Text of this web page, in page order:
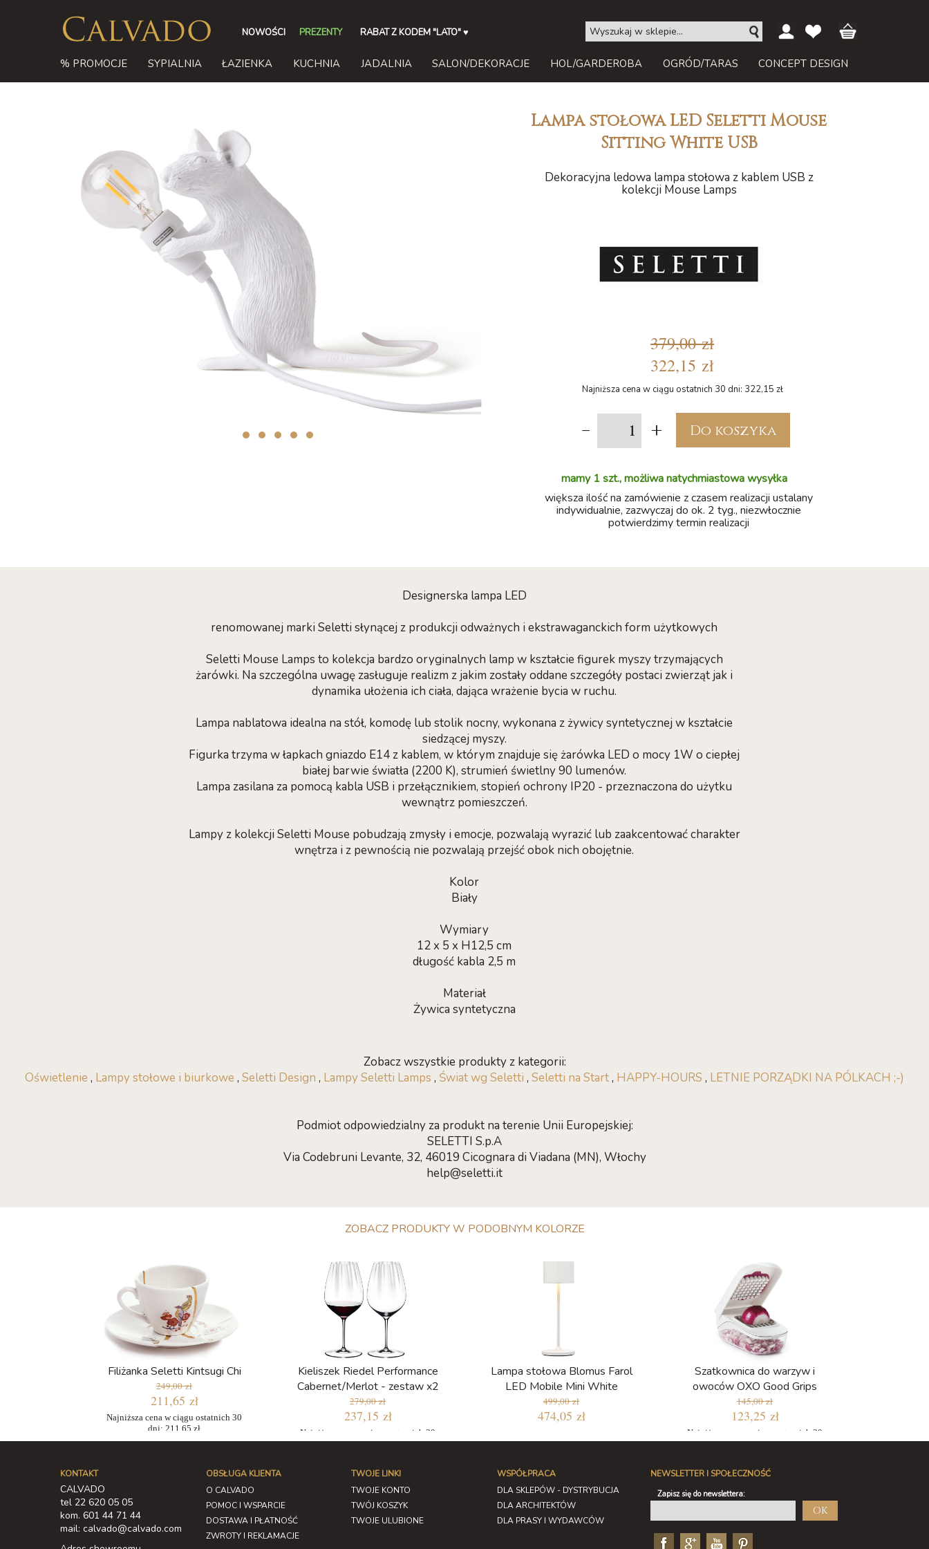
NOWOŚCI PREZENTY RABAT Z KODEM "LATO"♥
% PROMOCJE SYPIALNIA ŁAZIENKA KUCHNIA JADALNIA SALON/DEKORACJE HOL/GARDEROBA OGRÓD/TARAS CONCEPT DESIGN
Lampa stołowa LED Seletti Mouse
Sitting White USB
Dekoracyjna ledowa lampa stołowa z kablem USB z
kolekcji Mouse Lamps
379,00 zł
322,15 zł
Najniższa cena w ciągu ostatnich 30 dni: 322,15 zł
- + Do koszyka
mamy 1 szt., możliwa natychmiastowa wysyłka
większa ilość na zamówienie z czasem realizacji ustalany
indywidualnie, zazwyczaj do ok. 2 tyg., niezwłocznie
potwierdzimy termin realizacji
Designerska lampa LED
renomowanej marki Seletti słynącej z produkcji odważnych i ekstrawaganckich form użytkowych
Seletti Mouse Lamps to kolekcja bardzo oryginalnych lamp w kształcie figurek myszy trzymających
żarówki. Na szczególna uwagę zasługuje realizm z jakim zostały oddane szczegóły postaci zwierząt jak i
dynamika ułożenia ich ciała, dająca wrażenie bycia w ruchu.
Lampa nablatowa idealna na stół, komodę lub stolik nocny, wykonana z żywicy syntetycznej w kształcie
siedzącej myszy.
Figurka trzyma w łapkach gniazdo E14 z kablem, w którym znajduje się żarówka LED o mocy 1W o ciepłej
białej barwie światła (2200 K), strumień świetlny 90 lumenów.
Lampa zasilana za pomocą kabla USB i przełącznikiem, stopień ochrony IP20 - przeznaczona do użytku
wewnątrz pomieszczeń.
Lampy z kolekcji Seletti Mouse pobudzają zmysły i emocje, pozwalają wyrazić lub zaakcentować charakter
wnętrza i z pewnością nie pozwalają przejść obok nich obojętnie.
Kolor
Biały
Wymiary
12 x 5 x H12,5 cm
długość kabla 2,5 m
Materiał
Żywica syntetyczna
Zobacz wszystkie produkty z kategorii:
Oświetlenie , Lampy stołowe i biurkowe , Seletti Design , Lampy Seletti Lamps , Świat wg Seletti , Seletti na Start, HAPPY-HOURS , LETNIE PORZĄDKI NA PÓLKACH ;-)
Podmiot odpowiedzialny za produkt na terenie Unii Europejskiej:
SELETTI S.p.A
Via Codebruni Levante, 32, 46019 Cicognara di Viadana (MN), Włochy
help@seletti.it
ZOBACZ PRODUKTY W PODOBNYM KOLORZE
Filiżanka Seletti Kintsugi Chi
249,00 zł
211,65 zł
Najniższa cena w ciągu ostatnich 30
dni: 211,65 zł
Kieliszek Riedel Performance
Cabernet/Merlot - zestaw x2
279,00 zł
237,15 zł
Najniższa cena w ciągu ostatnich 30
dni: 237,15 zł
Lampa stołowa Blomus Farol
LED Mobile Mini White
499,00 zł
474,05 zł
Szatkownica do warzyw i
owoców OXO Good Grips
145,00 zł
123,25 zł
Najniższa cena w ciągu ostatnich 30
dni: 123,25 zł
KONTAKT
CALVADO
tel 22 620 05 05
kom. 601 44 71 44
mail: calvado@calvado.com
OBSŁUGA KLIENTA
O CALVADO
POMOC I WSPARCIE
DOSTAWA I PŁATNOŚĆ
ZWROTY I REKLAMACJE
TWOJE LINKI
TWOJE KONTO
TWÓJ KOSZYK
TWOJE ULUBIONE
WSPÓŁPRACA
DLA SKLEPÓW - DYSTRYBUCJA
DLA ARCHITEKTÓW
DLA PRASY I WYDAWCÓW
NEWSLETTER I SPOŁECZNOŚĆ
Zapisz się do newslettera:
OK